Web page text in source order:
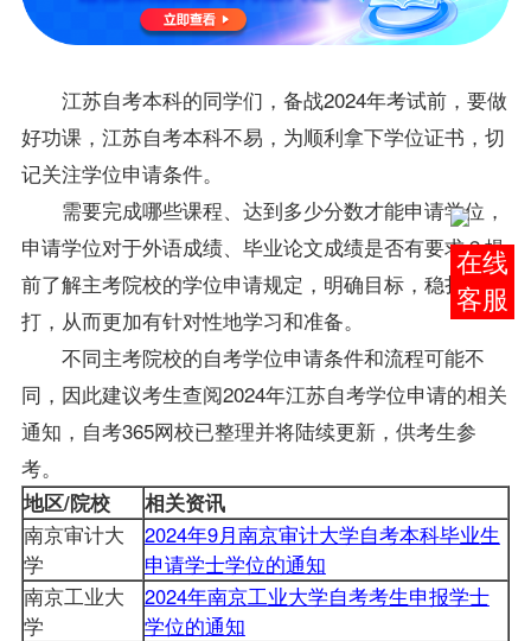
江苏自考本科的同学们，备战2024年考试前，要做
好功课，江苏自考本科不易，为顺利拿下学位证书，切
记关注学位申请条件。
需要完成哪些课程、达到多少分数才能申请学位，
申请学位对于外语成绩、毕业论文成绩是否有要求？提
前了解主考院校的学位申请规定，明确目标，稳扎稳
打，从而更加有针对性地学习和准备。
不同主考院校的自考学位申请条件和流程可能不
同，因此建议考生查阅2024年江苏自考学位申请的相关
通知，自考365网校已整理并将陆续更新，供考生参
考。
地区/院校
相关资讯
南京审计大
学
2024年9月南京审计大学自考本科毕业生
申请学士学位的通知
南京工业大
学
2024年南京工业大学自考考生申报学士
学位的通知
报考
咨询